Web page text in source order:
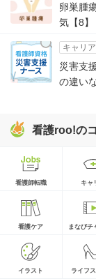
卵巣腫
気【8】
キャリ
災害支
の違い
看護roo!の
看護師転職 キャ
看護ケア まなびチ
イラスト ライフ